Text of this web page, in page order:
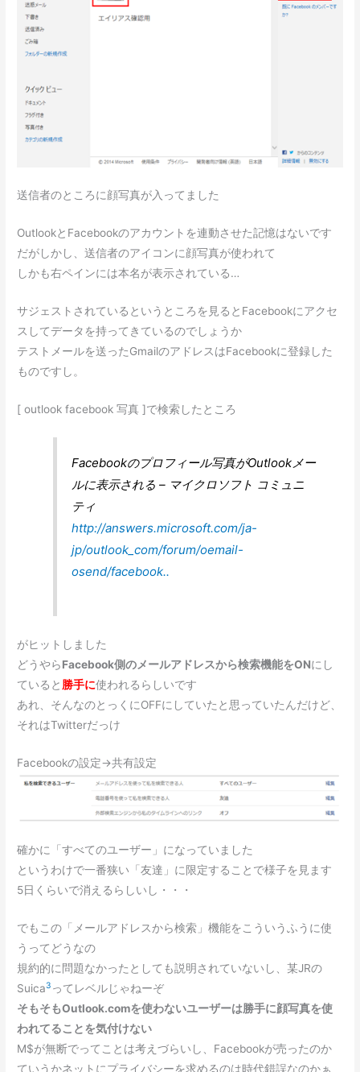
送信者のところに顔写真が入ってました
OutlookとFacebookのアカウントを連動させた記憶はないです
だがしかし、送信者のアイコンに顔写真が使われて
しかも右ペインには本名が表示されている…
サジェストされているというところを見るとFacebookにアクセ
スしてデータを持ってきているのでしょうか
テストメールを送ったGmailのアドレスはFacebookに登録した
ものですし。
[ outlook facebook 写真 ]で検索したところ
Facebookのプロフィール写真がOutlookメー
ルに表示される – マイクロソフト コミュニ
ティ
http://answers.microsoft.com/ja-
jp/outlook_com/forum/oemail-
osend/facebook..
がヒットしました
どうやらFacebook側のメールアドレスから検索機能をONにし
ていると 勝手に使われるらしいです
あれ、そんなのとっくにOFFにしていたと思っていたんだけど、
それはTwitterだっけ
Facebookの設定→共有設定
確かに「すべてのユーザー」になっていました
というわけで一番狭い「友達」に限定することで様子を見ます
5日くらいで消えるらしいし・・・
でもこの「メールアドレスから検索」機能をこういうふうに使
うってどうなの
規約的に問題なかったとしても説明されていないし、某JRの
Suica3 ってレベルじゃねーぞ
そもそもOutlook.comを使わないユーザーは勝手に顔写真を使
われてることを気付けない
M$が無断でってことは考えづらいし、Facebookが売ったのか
ていうかネットにプライバシーを求めるのは時代錯誤なのかぁ